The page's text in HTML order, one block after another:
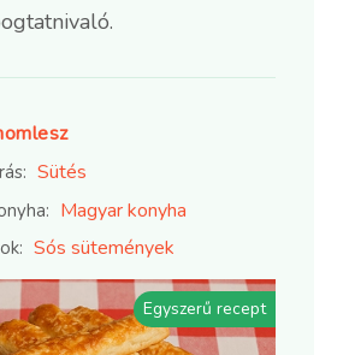
Sütés
Magyar konyha
Sós sütemények
Egyszerű recept